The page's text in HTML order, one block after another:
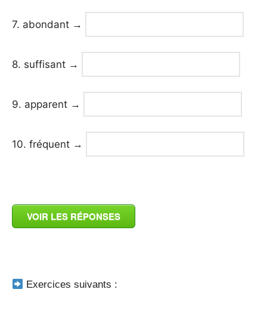
7. abondant →
8. suffisant →
9. apparent →
10. fréquent →
VOIR LES RÉPONSES
Exercices suivants :